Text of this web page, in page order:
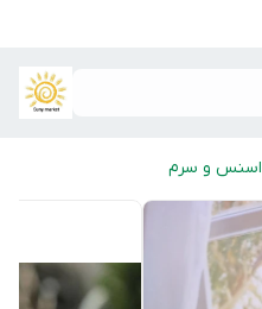
اسنس و سرم